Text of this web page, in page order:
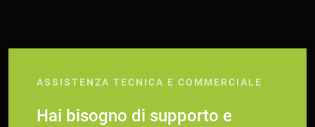
ASSISTENZA TECNICA E COMMERCIALE
Hai bisogno di supporto e